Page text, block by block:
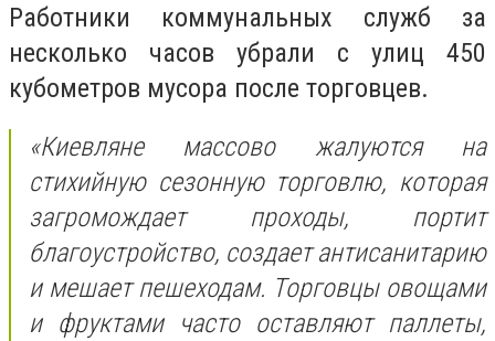
Работники коммунальных служб за
несколько часов убрали с улиц 450
кубометров мусора после торговцев.
«Киевляне массово жалуются на
стихийную сезонную торговлю, которая
загромождает проходы, портит
благоустройство, создает антисанитарию
и мешает пешеходам. Торговцы овощами
и фруктами часто оставляют паллеты,